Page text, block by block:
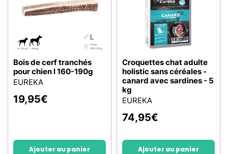
Bois de cerf tranchés
pour chien l 160-190g
EUREKA
19,95€
Ajouter au panier
Croquettes chat adulte
holistic sans céréales -
canard avec sardines - 5
kg
EUREKA
74,95€
Ajouter au panier